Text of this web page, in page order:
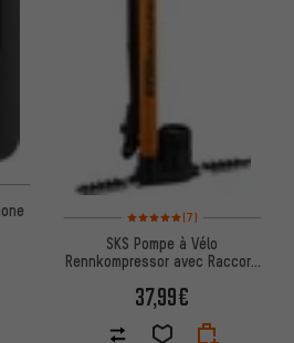
5 d'après 2 avis
Note moyenne : 5 sur 5
(7)
SKS Pompe à Vélo
Rennkompressor avec Raccord
37,99€